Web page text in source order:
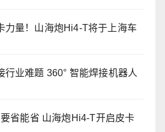
力量！山海炮Hi4-T将于上海车
行业难题 360° 智能焊接机器人
省能省 山海炮Hi4-T开启皮卡